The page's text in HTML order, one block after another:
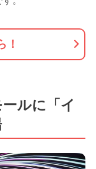
！
ルに「イ